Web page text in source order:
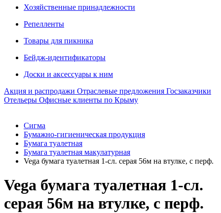
Хозяйственные принадлежности
Репелленты
Товары для пикника
Бейдж-идентификаторы
Доски и аксессуары к ним
Акция и распродажи Отраслевые предложения Госзаказчики
Отельеры Офисные клиенты по Крыму
Сигма
Бумажно-гигиеническая продукция
Бумага туалетная
Бумага туалетная макулатурная
Vega бумага туалетная 1-сл. серая 56м на втулке, с перф.
Vega бумага туалетная 1-сл.
серая 56м на втулке, с перф.